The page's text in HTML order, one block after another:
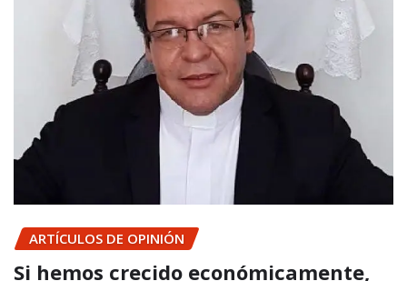
ARTÍCULOS DE OPINIÓN
Si hemos crecido económicamente,